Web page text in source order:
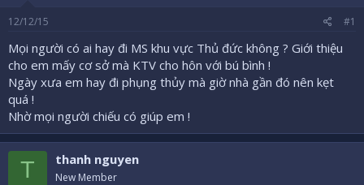
ầ
u
12/12/15 #1
Mọi người có ai hay đi MS khu vực Thủ đức không ? Giới thiệu
cho em mấy cơ sở mà KTV cho hôn với bú bình !
Ngày xưa em hay đi phụng thủy mà giờ nhà gần đó nên kẹt
quá !
Nhờ mọi người chiếu có giúp em !
T thanh nguyen
New Member